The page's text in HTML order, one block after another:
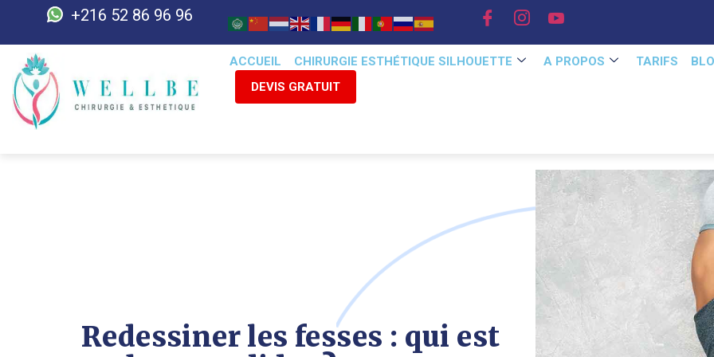
+216 52 86 96 96
ACCUEIL CHIRURGIE ESTHÉTIQUE SILHOUETTE A PROPOS TARIFS
DEVIS GRATUIT
Redessiner les fesses : qui est